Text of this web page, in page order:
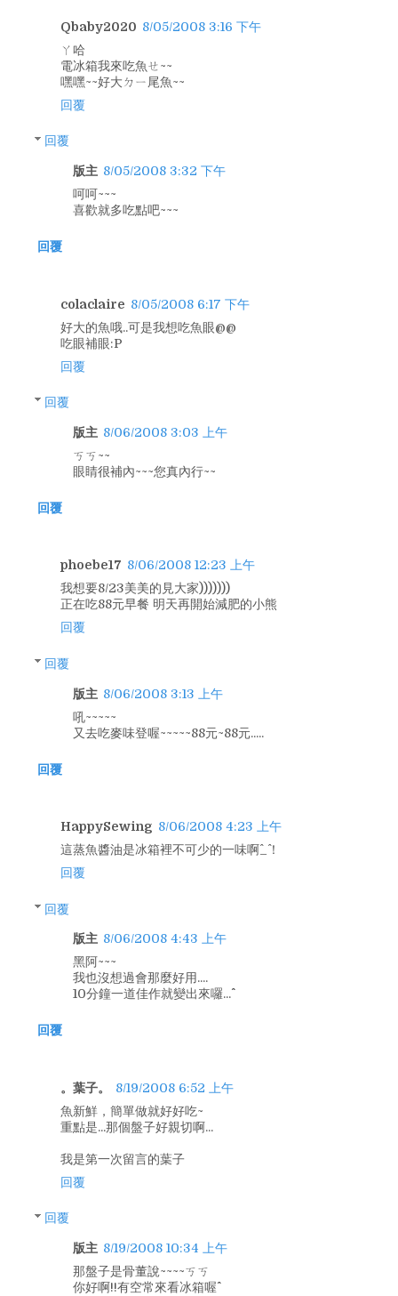
Qbaby2020 8/05/2008 3:16 下午
ㄚ哈
電冰箱我來吃魚ㄝ~~
嘿嘿~~好大ㄉㄧ尾魚~~
回覆
回覆
版主 8/05/2008 3:32 下午
呵呵~~~
喜歡就多吃點吧~~~
回覆
colaclaire 8/05/2008 6:17 下午
好大的魚哦..可是我想吃魚眼@@
吃眼補眼:P
回覆
回覆
版主 8/06/2008 3:03 上午
ㄎㄎ~~
眼睛很補內~~~您真內行~~
回覆
phoebe17 8/06/2008 12:23 上午
我想要8/23美美的見大家)))))))
正在吃88元早餐 明天再開始減肥的小熊
回覆
回覆
版主 8/06/2008 3:13 上午
吼~~~~~
又去吃麥味登喔~~~~~88元~88元.....
回覆
HappySewing 8/06/2008 4:23 上午
這蒸魚醬油是冰箱裡不可少的一味啊^_^！
回覆
回覆
版主 8/06/2008 4:43 上午
黑阿~~~
我也沒想過會那麼好用....
10分鐘一道佳作就變出來囉...^^
回覆
。葉子。
8/19/2008 6:52 上午
魚新鮮，簡單做就好好吃~
重點是...那個盤子好親切啊...
我是第一次留言的葉子
回覆
回覆
版主 8/19/2008 10:34 上午
那盤子是骨董說~~~~ㄎㄎ
你好啊!!有空常來看冰箱喔^^